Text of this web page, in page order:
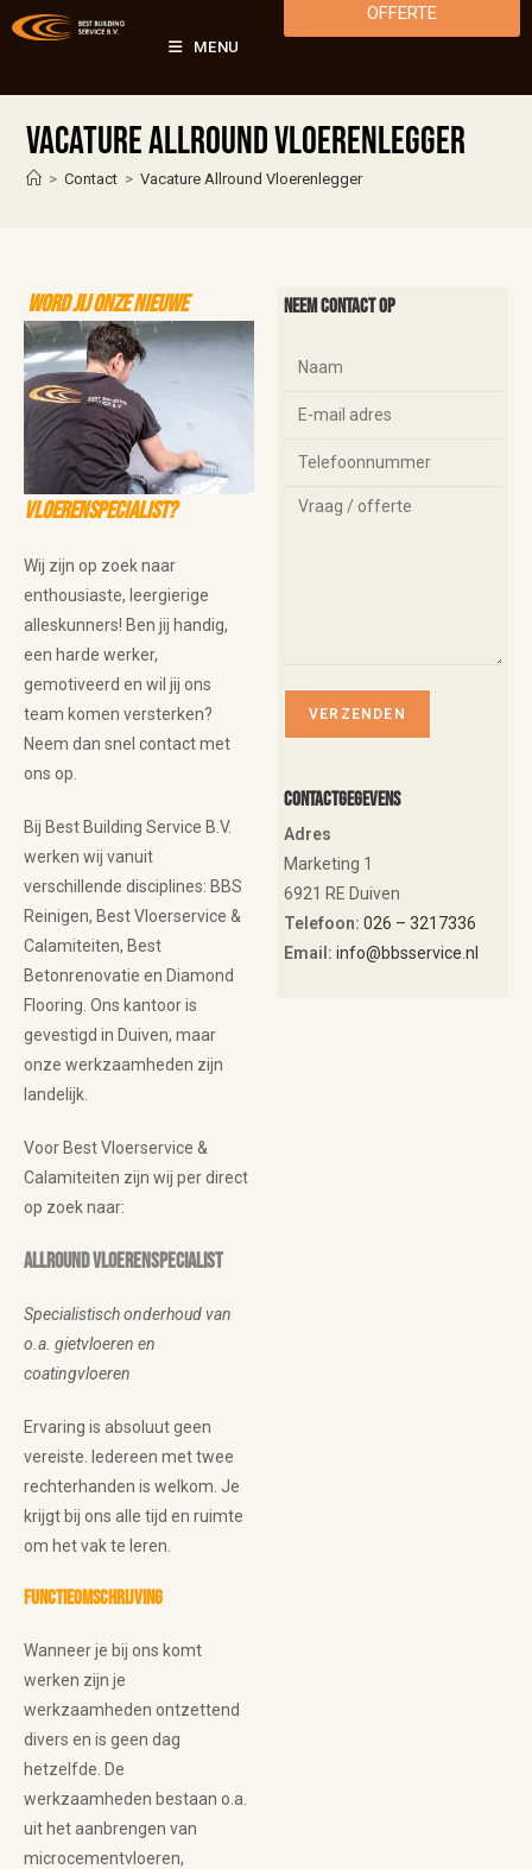
MENU
OFFERTE
Vacature Allround Vloerenlegger
> Contact > Vacature Allround Vloerenlegger
Word JIJ onze nieuwe
vloerenspecialist?
Wij zijn op zoek naar
enthousiaste, leergierige
alleskunners! Ben jij handig,
een harde werker,
gemotiveerd en wil jij ons
team komen versterken?
Neem dan snel contact met
ons op.
Bij Best Building Service B.V.
werken wij vanuit
verschillende disciplines: BBS
Reinigen, Best Vloerservice &
Calamiteiten, Best
Betonrenovatie en Diamond
Flooring. Ons kantoor is
gevestigd in Duiven, maar
onze werkzaamheden zijn
landelijk.
Voor Best Vloerservice &
Calamiteiten zijn wij per direct
op zoek naar:
Allround Vloerenspecialist
Specialistisch onderhoud van
o.a. gietvloeren en
coatingvloeren
Ervaring is absoluut geen
vereiste. Iedereen met twee
rechterhanden is welkom. Je
krijgt bij ons alle tijd en ruimte
om het vak te leren.
Functieomschrijving
Wanneer je bij ons komt
werken zijn je
werkzaamheden ontzettend
divers en is geen dag
hetzelfde. De
werkzaamheden bestaan o.a.
uit het aanbrengen van
microcementvloeren,
Neem contact op
Contactgegevens
Adres
Marketing 1
6921 RE Duiven
Telefoon: 026 – 3217336
Email: info@bbsservice.nl